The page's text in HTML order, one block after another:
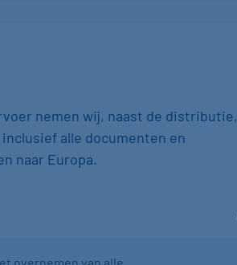
nemen wij, naast de distributie,
alle documenten en
naar Europa.